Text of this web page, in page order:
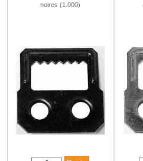
noires (1.000)